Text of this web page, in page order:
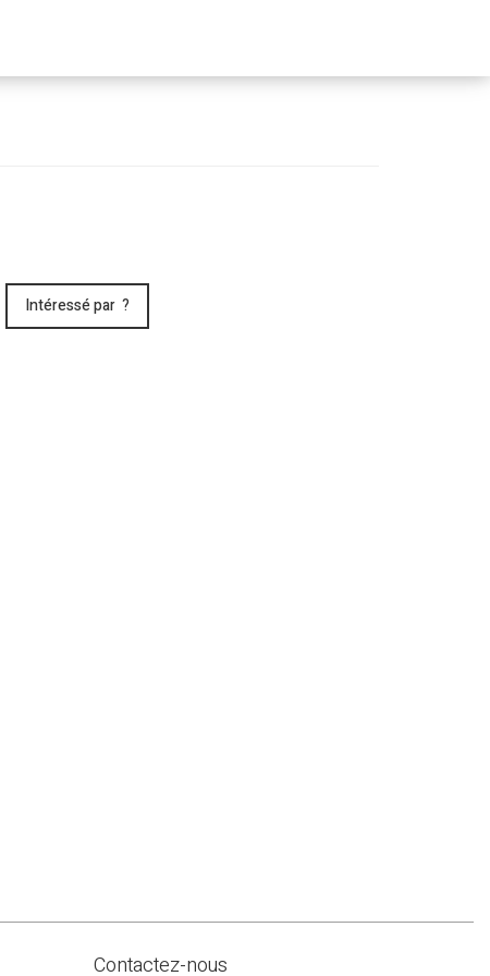
le
Intéressé par ?
Contactez-nous